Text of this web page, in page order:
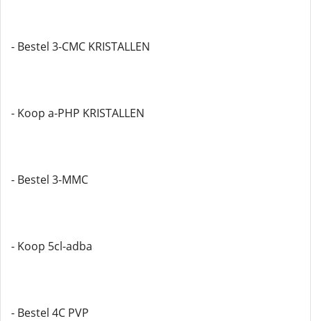
- Bestel 3-CMC KRISTALLEN
- Koop a-PHP KRISTALLEN
- Bestel 3-MMC
- Koop 5cl-adba
- Bestel 4C PVP